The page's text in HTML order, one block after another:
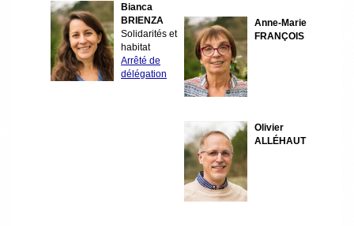
Bianca
BRIENZA
Solidarités et
habitat
Arrêté de
délégation
Anne-Marie
FRANÇOIS
Olivier
ALLÉHAUT